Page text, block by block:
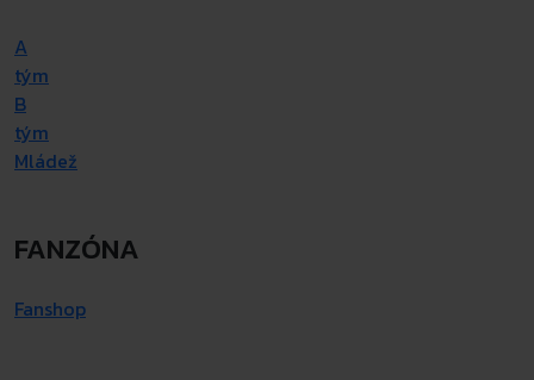
A
tým
B
tým
Mládež
FANZÓNA
Fanshop